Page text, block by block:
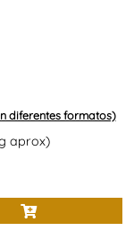
diferentes formatos)
aprox)